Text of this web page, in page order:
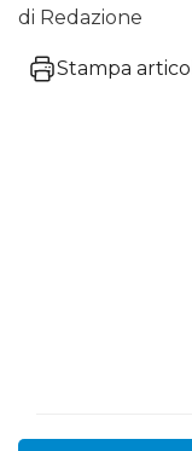
di Redazione
Stampa